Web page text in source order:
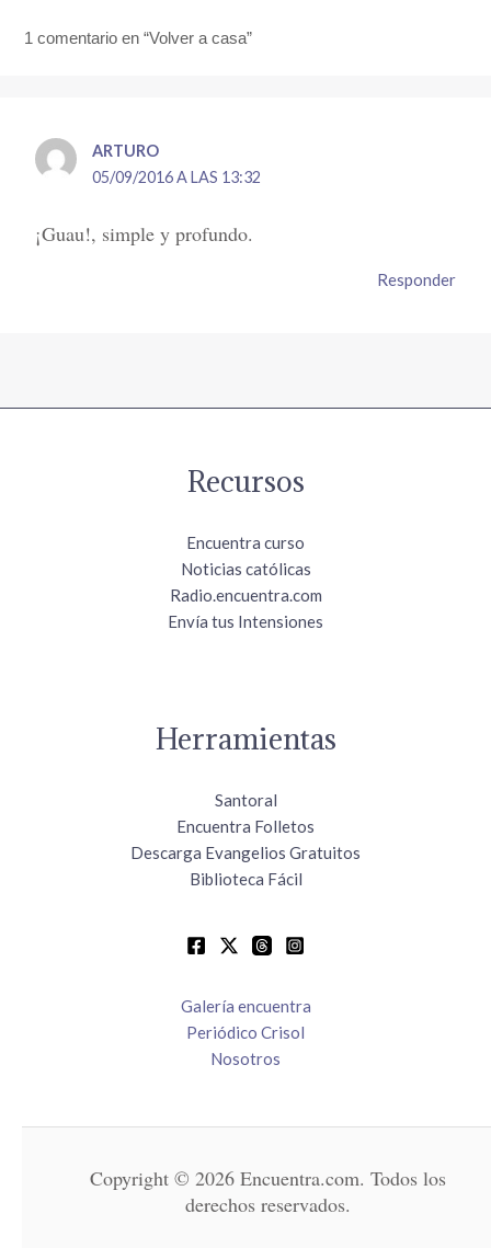
1 comentario en “Volver a casa”
ARTURO
05/09/2016 A LAS 13:32
¡Guau!, simple y profundo.
Responder
Recursos
Encuentra curso
Noticias católicas
Radio.encuentra.com
Envía tus Intensiones
Herramientas
Santoral
Encuentra Folletos
Descarga Evangelios Gratuitos
Biblioteca Fácil
Galería encuentra
Periódico Crisol
Nosotros
Copyright © 2026 Encuentra.com. Todos los
derechos reservados.